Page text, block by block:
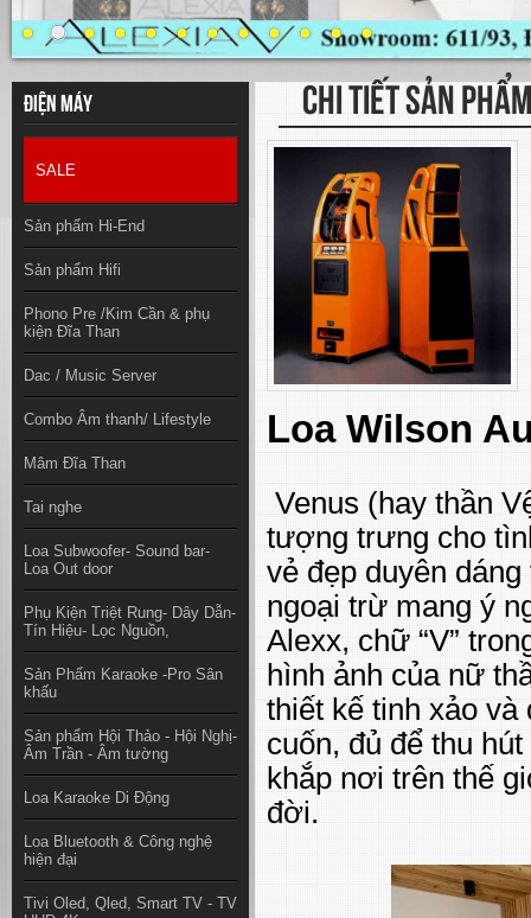
Điện máy
SALE
Sản phẩm Hi-End
Sản phẩm Hifi
Phono Pre /Kim Cần & phụ
kiện Đĩa Than
Dac / Music Server
Combo Âm thanh/ Lifestyle
Mâm Đĩa Than
Tai nghe
Loa Subwoofer- Sound bar-
Loa Out door
Phụ Kiện Triệt Rung- Dây Dẫn-
Tín Hiệu- Lọc Nguồn,
Sản Phẩm Karaoke -Pro Sân
khấu
Sản phẩm Hội Thảo - Hội Nghị-
Âm Trần - Âm tường
Loa Karaoke Di Động
Loa Bluetooth & Công nghệ
hiện đại
Tivi Oled, Qled, Smart TV - TV
CHI TIẾT SẢN PHẨM
Loa Wilson
Venus (hay thần
tượng trưng cho
vẻ đẹp duyên
ngoại trừ mang ý
Alexx, chữ “V”
hình ảnh của nữ
thiết kế tinh xảo và
cuốn, đủ để thu
khắp nơi trên thế
đời.